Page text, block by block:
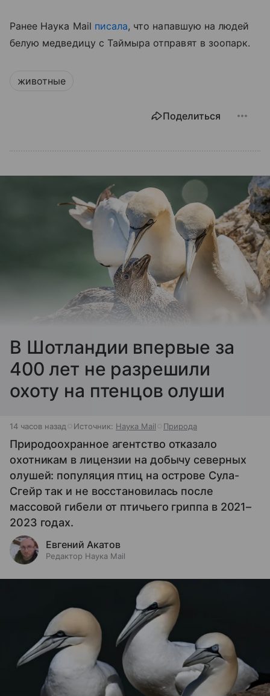
Ранее Наука Mail писала, что напавшую на людей
белую медведицу с Таймыра отправят в зоопарк.
животные
Поделиться
В Шотландии впервые за
400 лет не разрешили
охоту на птенцов олуши
14 часов назад Источник: Наука Mail Природа
Природоохранное агентство отказало
охотникам в лицензии на добычу северных
олушей: популяция птиц на острове Сула-
Сгейр так и не восстановилась после
массовой гибели от птичьего гриппа в 2021–
2023 годах.
Евгений Акатов
Редактор Наука Mail